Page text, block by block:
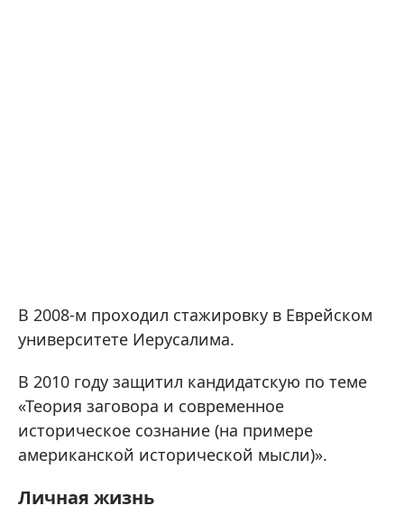
В 2008-м проходил стажировку в Еврейском
университете Иерусалима.
В 2010 году защитил кандидатскую по теме
«Теория заговора и современное
историческое сознание (на примере
американской исторической мысли)».
Личная жизнь